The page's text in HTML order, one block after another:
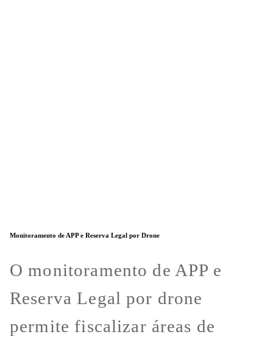
Monitoramento de APP e Reserva Legal por Drone
O monitoramento de APP e
Reserva Legal por drone
permite fiscalizar áreas de